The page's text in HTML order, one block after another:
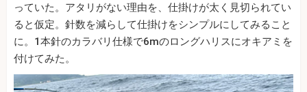
っていた。アタリがない理由を、仕掛けが太く見切られてい
ると仮定。針数を減らして仕掛けをシンプルにしてみること
に。1本針のカラバリ仕様で6mのロングハリスにオキアミを
付けてみた。